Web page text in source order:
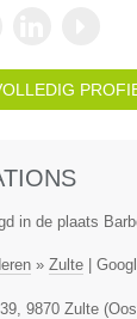
in de plaats
» Zulte|
, 9870 Zulte(